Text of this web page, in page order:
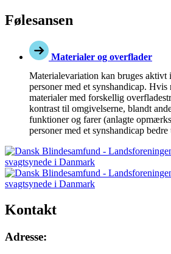
Følesansen
Materialer og overflader
Materialevariation kan bruges
personer med et synshandicap.
materialer med forskellig
kontrast til omgivelserne, blandt
funktioner og farer (anlagte
personer med et synshandicap
Kontakt
Adresse: